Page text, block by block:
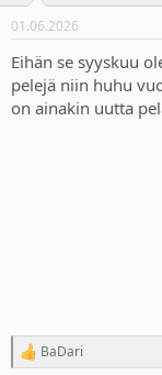
01.06.2026
Eihän se syyskuu
pelejä niin huhu
on ainakin uutta
R
BaDari